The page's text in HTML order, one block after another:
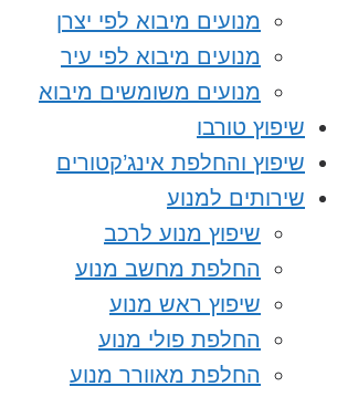
מנועים מיבוא לפי יצרן
מנועים מיבוא לפי עיר
מנועים משומשים מיבוא
שיפוץ טורבו
שיפוץ והחלפת אינג’קטורים
שירותים למנוע
שיפוץ מנוע לרכב
החלפת מחשב מנוע
שיפוץ ראש מנוע
החלפת פולי מנוע
החלפת מאוורר מנוע